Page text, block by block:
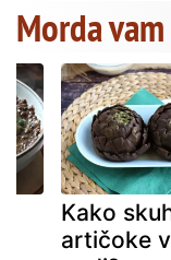
Morda
Kako
artičoke v